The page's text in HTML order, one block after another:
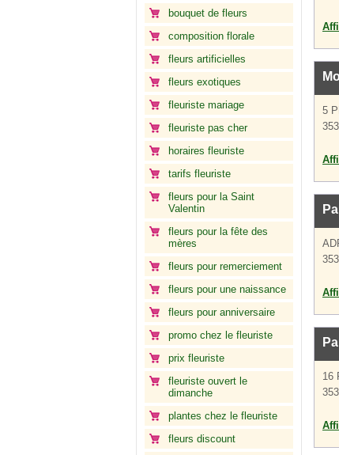
bouquet de fleurs
composition florale
fleurs artificielles
fleurs exotiques
fleuriste mariage
fleuriste pas cher
horaires fleuriste
tarifs fleuriste
fleurs pour la Saint
Valentin
fleurs pour la fête des
mères
fleurs pour remerciement
fleurs pour une naissance
fleurs pour anniversaire
promo chez le fleuriste
prix fleuriste
fleuriste ouvert le
dimanche
plantes chez le fleuriste
fleurs discount
5
16